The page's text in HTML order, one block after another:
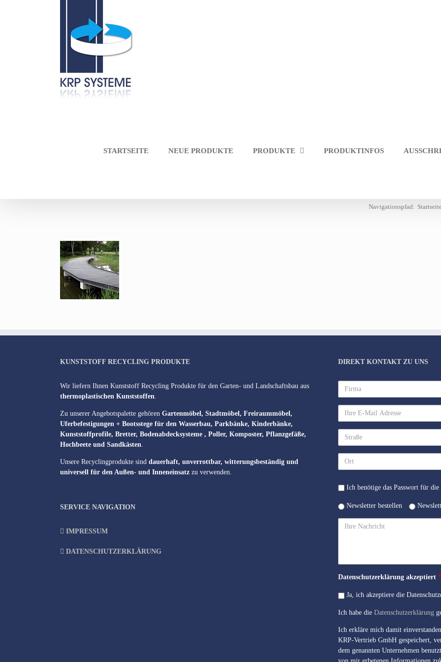
STARTSEITE NEUE PRODUKTE PRODUKTE PRODUKTINFOS
Navigationspfad:
KUNSTSTOFF RECYCLING PRODUKTE
Wir liefern Ihnen Kunststoff Recycling Produkte für den Garten- und Landschaftsbau aus
thermoplastischen Kunststoffen.
Zu unserer Angebotspalette gehören Gartenmöbel, Stadtmöbel, Freiraummöbel,
Uferbefestigungen + Bootsstege für den Wasserbau, Parkbänke, Kinderbänke,
Kunststoffprofile, Bretter, Bodenabdecksysteme , Poller, Komposter, Pflanzgefäße,
Hochbeete und Sandkästen.
Unsere Recyclingprodukte sind dauerhaft, unverrottbar, witterungsbeständig und
universell für den Außen- und Inneneinsatz zu verwenden.
SERVICE NAVIGATION
IMPRESSUM
DATENSCHUTZERKLÄRUNG
DIREKT KONTAKT ZU UNS
Firma
Ihre
E-
Mail
Adresse
Straße
Ort
Passwort
Ich benötige das Passwort für die
Newsletter
Newsletter bestellen
Ihre
Datenschutzerklärung akzeptiert *
Ja, ich akzeptiere die
Ich habe die Datenschutzerklärung
Ich erkläre mich damit
KRP-Vertrieb GmbH gespeichert,
dem genannten Unternehmen